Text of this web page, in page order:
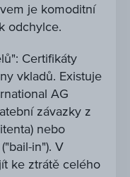
je komoditní
odchylce.
Certifikáty
vkladů. Existuje
AG
závazky z
nebo
in"). V
ke ztrátě celého